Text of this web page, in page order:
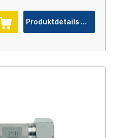
Produktdetails